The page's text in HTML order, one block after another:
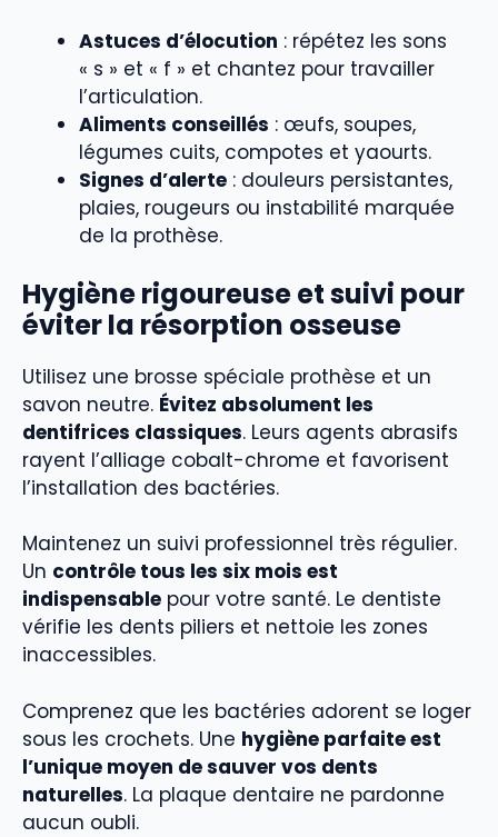
Astuces d’élocution : répétez les sons
« s » et « f » et chantez pour travailler
l’articulation.
Aliments conseillés : œufs, soupes,
légumes cuits, compotes et yaourts.
Signes d’alerte : douleurs persistantes,
plaies, rougeurs ou instabilité marquée
de la prothèse.
Hygiène rigoureuse et suivi pour
éviter la résorption osseuse
Utilisez une brosse spéciale prothèse et un
savon neutre. Évitez absolument les
dentifrices classiques. Leurs agents abrasifs
rayent l’alliage cobalt-chrome et favorisent
l’installation des bactéries.
Maintenez un suivi professionnel très régulier.
Un contrôle tous les six mois est
indispensable pour votre santé. Le dentiste
vérifie les dents piliers et nettoie les zones
inaccessibles.
Comprenez que les bactéries adorent se loger
sous les crochets. Une hygiène parfaite est
l’unique moyen de sauver vos dents
naturelles. La plaque dentaire ne pardonne
aucun oubli.